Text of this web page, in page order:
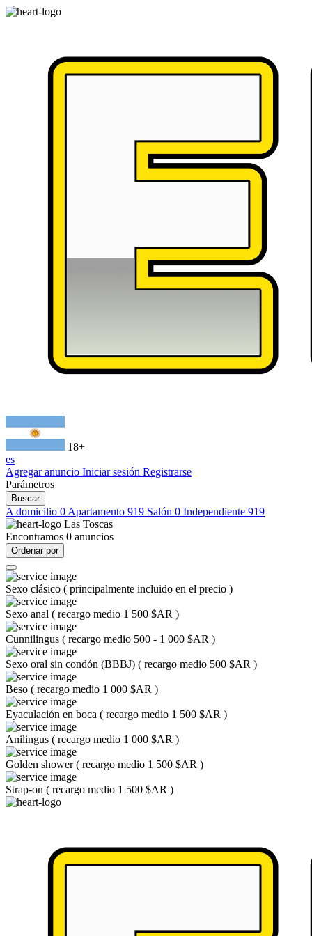
18+
es
Agregar anuncio Iniciar sesión Registrarse
Parámetros
Buscar
A domicilio 0 Apartamento 919 Salón 0 Independiente 919
Las Toscas
Encontramos 0 anuncios
Ordenar por
Sexo clásico ( principalmente incluido en el precio )
Sexo anal ( recargo medio 1 500 $AR )
Cunnilingus ( recargo medio 500 - 1 000 $AR )
Sexo oral sin condón (BBBJ) ( recargo medio 500 $AR )
Beso ( recargo medio 1 000 $AR )
Eyaculación en boca ( recargo medio 1 500 $AR )
Anilingus ( recargo medio 1 000 $AR )
Golden shower( recargo medio 1 500 $AR )
Strap-on ( recargo medio 1 500 $AR )